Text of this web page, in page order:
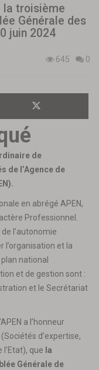
la troisième
Générale des
juin 2024
645
0
de
de l’Agence de
en abrégé APEN,
Professionnel.
l’autonomie
l’organisation et la
national
et de gestion sont :
et le Secrétariat
a l’honneur
d’expertise,
que la
Générale de